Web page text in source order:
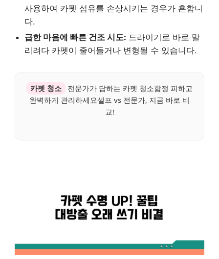
사용하여 카펫 섬유를 손상시키는 경우가 흔합니
다.
급한 마음에 빠른 건조 시도: 드라이기로 바로 말
리려다 카펫이 줄어들거나 변형될 수 있습니다.
카펫 청소
전문가가 답하는 카펫 청소함정 피하고
완벽하게 관리하세요셀프 vs 전문가, 지금 바로 비
교!